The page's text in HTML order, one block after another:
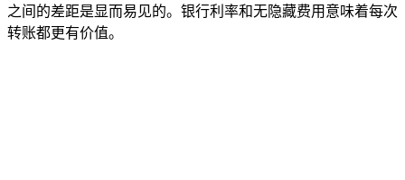
之间的差距是显而易见的。银行利率和无隐藏费用意味着每次
转账都更有价值。